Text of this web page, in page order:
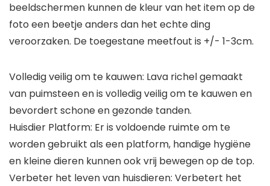
beeldschermen kunnen de kleur van het item op de
foto een beetje anders dan het echte ding
veroorzaken. De toegestane meetfout is +/- 1-3cm.
Volledig veilig om te kauwen: Lava richel gemaakt
van puimsteen en is volledig veilig om te kauwen en
bevordert schone en gezonde tanden.
Huisdier Platform: Er is voldoende ruimte om te
worden gebruikt als een platform, handige hygiëne
en kleine dieren kunnen ook vrij bewegen op de top.
Verbeter het leven van huisdieren: Verbetert het